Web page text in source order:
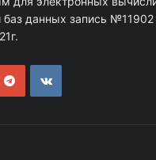
данных запись №11902